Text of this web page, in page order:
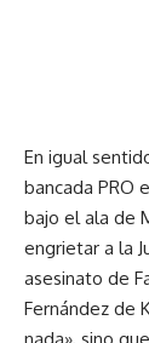
En igual
bancada PRO
bajo el ala de
engrietar a la
asesinato de
Fernández de